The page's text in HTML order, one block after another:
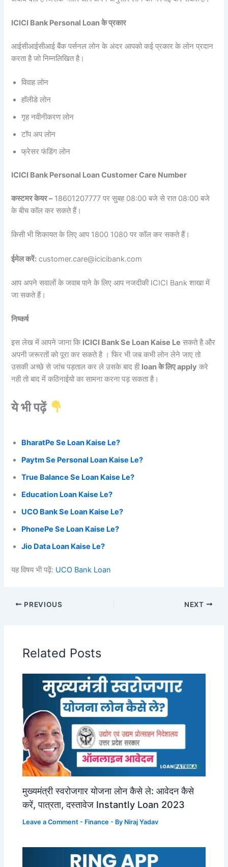
ICICI Bank Personal Loan के प्रकार
आईसीआईसीआई बैंक पर्सनल लोन के अंदर आपको कई प्रकार के लोन प्रदान
करता है जो निम्नलिखित है।
विवाह लोन
हॉलीडे लोन
गृह नवीनीकरण लोन
टॉप अप लोन
फ्रेसर फंडिंग लोन
ICICI Bank Personal Loan Customer Care Number
कस्टमर केयर –18601207777 पर सुबह 08:00 बजे से रात 08:00 बजे
के बीच कॉल कर सकते हैं।
किसी भी शिकायत के लिए आप 1800 1080 पर कॉल कर सकते हैं।
ईमेल करें: customer.care@icicibank.com
आप अपने सवालों के जवाब पाने के लिए आप नजदीकी ICICI Bank शाखा में
जा सकते हैं।
निष्कर्ष
इस लेख में आपने जाना कि ICICI Bank Se Loan Kaise Le सकते है और
अपनी जरूरतों को पूरा कर सकते है । फिर भी जब कभी लोन लेने जाए तो
उसकी अच्छे से जांच पड़ताल कर ले उसके बाद ही loan के लिए apply करे
नही तो बाद में कठिनाईयो का सामना करना पड़ सकता है।
ये भी पढ़ें
BharatPe Se Loan Kaise Le?
Paytm Se Personal Loan Kaise Le?
True Balance Se Loan Kaise Le?
Education Loan Kaise Le?
UCO Bank Se Loan Kaise Le?
PhonePe Se Loan Kaise Le?
Jio Data Loan Kaise Le?
यह विषय भी पढ़ें: UCO Bank Loan
PREVIOUS NEXT
Related Posts
मुख्यमंत्री स्वरोजगार योजना लोन कैसे ले: आवेदन कैसे
करें, पात्रता, दस्तावेज Instantly Loan 2023
Leave a Comment - Finance - By Niraj Yadav